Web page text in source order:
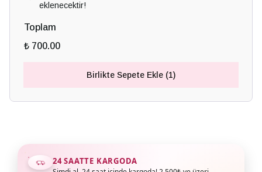
eklenecektir!
Toplam
₺ 700.00
Birlikte Sepete Ekle (1)
24 SAATTE KARGODA